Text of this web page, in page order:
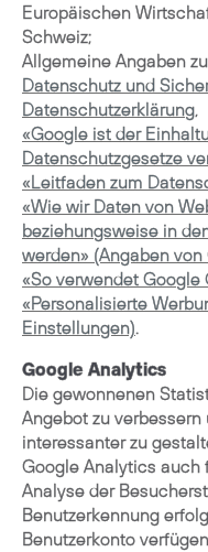
Europäischen
Schweiz;
Allgemeine Angaben
Datenschutz und
Datenschutzerklärung,
«Google ist der
Datenschutzgesetze
«Leitfaden zum
«Wie wir Daten von
beziehungsweise in
werden» (Angaben von
«So verwendet Google
«Personalisierte
Einstellungen).
Google Analytics
Die gewonnenen
Angebot zu
interessanter zu
Google Analytics auch
Analyse der
Benutzerkennung
Benutzerkonto